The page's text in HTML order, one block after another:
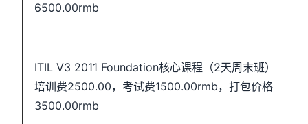
6500.00rmb
ITIL V3 2011 Foundation核心课程（2天周末班）
培训费2500.00，考试费1500.00rmb，打包价格
3500.00rmb